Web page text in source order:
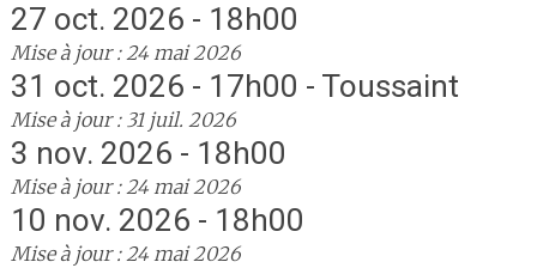
27 oct. 2026 - 18h00
Mise à jour : 24 mai 2026
31 oct. 2026 - 17h00 - Toussaint
Mise à jour : 31 juil. 2026
3 nov. 2026 - 18h00
Mise à jour : 24 mai 2026
10 nov. 2026 - 18h00
Mise à jour : 24 mai 2026